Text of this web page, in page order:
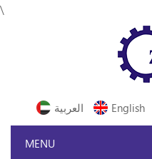
\
العربية English